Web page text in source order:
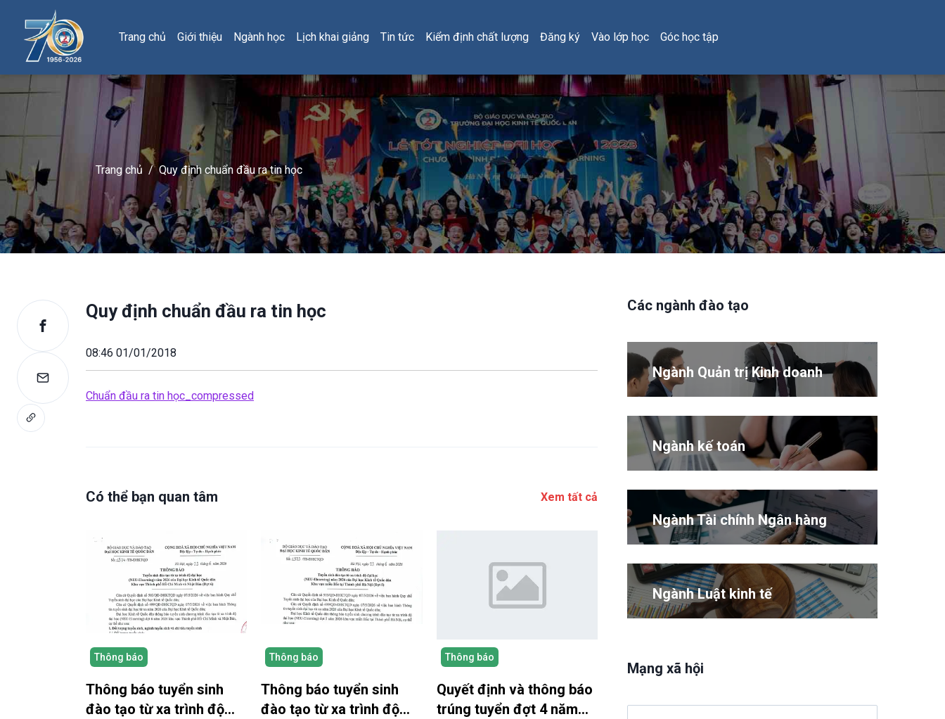
Trang chủ Giới thiệu Ngành học Lịch khai giảng Tin tức Kiểm định chất lượng Đăng ký Vào lớp học Góc học tập
Trang chủ / Quy định chuẩn đầu ra tin học
Quy định chuẩn đầu ra tin học
08:46 01/01/2018
Chuẩn đầu ra tin học_compressed
Có thể bạn quan tâm Xem tất cả
Thông báo
Thông báo tuyển sinh
đào tạo từ xa trình độ
Thông báo
Thông báo tuyển sinh
đào tạo từ xa trình độ
Thông báo
Quyết định và thông báo
trúng tuyển đợt 4 năm
Các ngành đào tạo
Ngành Quản trị Kinh doanh
Ngành kế toán
Ngành Tài chính Ngân hàng
Ngành Luật kinh tế
Mạng xã hội